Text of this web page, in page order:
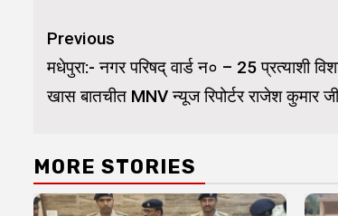
Continue
Reading
Previous
मधेपुरा:- नगर परिषद् वार्ड न० – 25 प्रत्याशी
खास बातचीत MNV न्यूज रिपोर्टर राजेश कुमार जी
MORE STORIES